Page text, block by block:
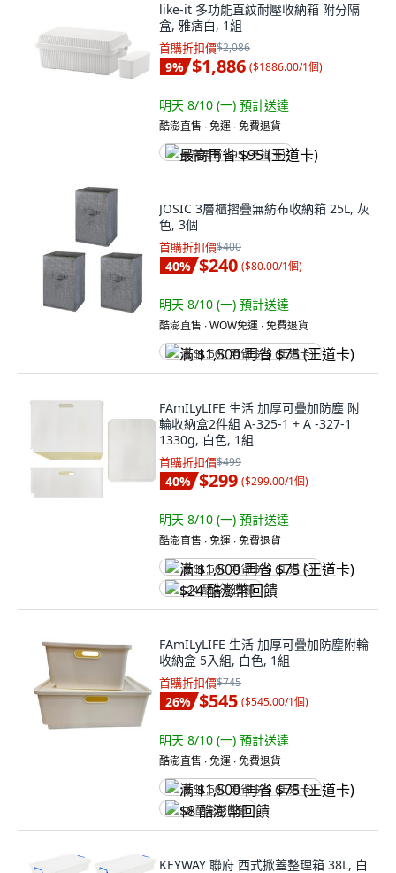
like-it 多功能直紋耐壓收納箱 附分隔
盒, 雅痞白, 1組
首購折扣價$2,086
9% $1,886 ($1886.00/1個)
明天 8/10 (一) 預計送達
酷澎直售 ∙ 免運 ∙ 免費退貨
最高再省 $95 (王道卡)
JOSIC 3層櫃摺疊無紡布收納箱 25L, 灰
色, 3個
首購折扣價$400
40% $240 ($80.00/1個)
明天 8/10 (一) 預計送達
酷澎直售 ∙ WOW免運 ∙ 免費退貨
满 $1,500 再省 $75 (王道卡)
FAmILyLIFE 生活 加厚可疊加防塵 附
輪收納盒2件組 A-325-1 + A -327-1
1330g, 白色, 1組
首購折扣價$499
40% $299 ($299.00/1個)
明天 8/10 (一) 預計送達
酷澎直售 ∙ 免運 ∙ 免費退貨
满 $1,500 再省 $75 (王道卡)
$24 酷澎幣回饋
FAmILyLIFE 生活 加厚可疊加防塵附輪
收納盒 5入組, 白色, 1組
首購折扣價$745
26% $545 ($545.00/1個)
明天 8/10 (一) 預計送達
酷澎直售 ∙ 免運 ∙ 免費退貨
满 $1,500 再省 $75 (王道卡)
$8 酷澎幣回饋
KEYWAY 聯府 西式掀蓋整理箱 38L, 白